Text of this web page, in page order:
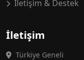
İletişim & Destek
İletişim
Türkiye Geneli